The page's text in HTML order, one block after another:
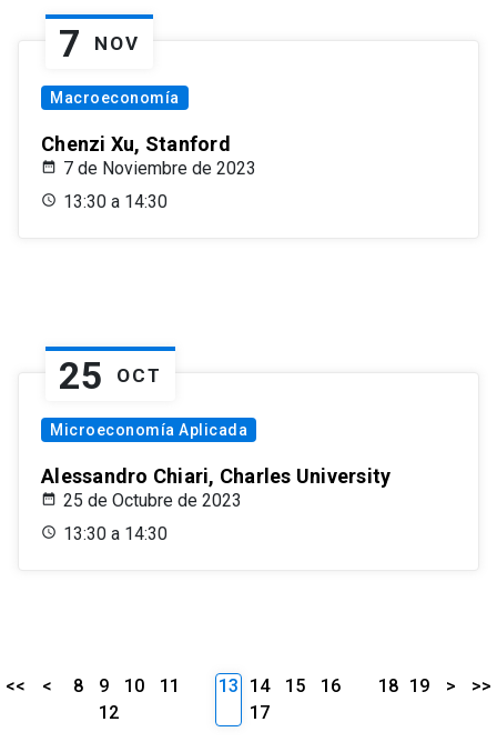
7 NOV
Macroeconomía
Chenzi Xu, Stanford
7 de Noviembre de 2023
13:30 a 14:30
25 OCT
Microeconomía Aplicada
Alessandro Chiari, Charles University
25 de Octubre de 2023
13:30 a 14:30
<< < 8 9 10
11
12
13 14 15
16
17
18 19 > >>